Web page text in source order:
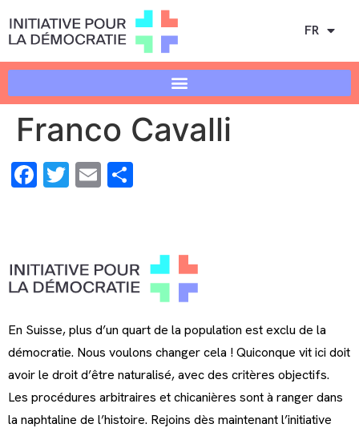
FR
Franco Cavalli
Facebook
Twitter
Email
En Suisse, plus d’un quart de la population est exclu de la
démocratie. Nous voulons changer cela ! Quiconque vit ici doit
avoir le droit d’être naturalisé, avec des critères objectifs.
Les procédures arbitraires et chicanières sont à ranger dans
la naphtaline de l’histoire. Rejoins dès maintenant l’initiative